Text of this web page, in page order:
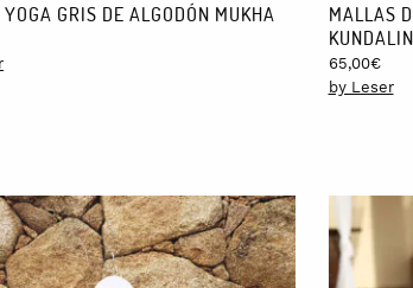
GRIS DE ALGODÓN MUKHA
MALLAS
65,00€
by Leser